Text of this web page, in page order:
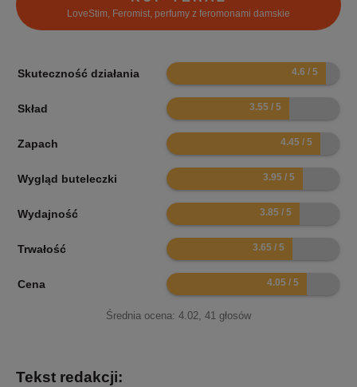
LoveStim, Feromist, perfumy z feromonami damskie
Skuteczność działania 9.2
Skład 7.1
Zapach 8.9
Wygląd buteleczki 7.9
Wydajność 7.7
Trwałość 7.3
Cena 8.1
Średnia ocena: 4.02, 41 głosów
Tekst redakcji: